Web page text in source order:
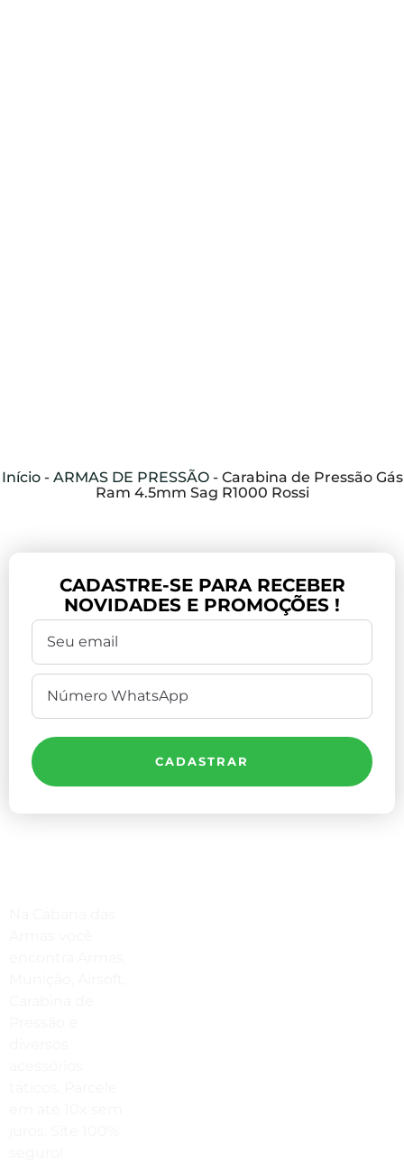
Início- ARMAS DE PRESSÃO- Carabina de Pressão Gás
Ram 4.5mm Sag R1000 Rossi
CADASTRE-SE PARA RECEBER
NOVIDADES E PROMOÇÕES !
CADASTRAR